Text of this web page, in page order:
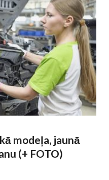
modeļa, jaunā
(+ FOTO)